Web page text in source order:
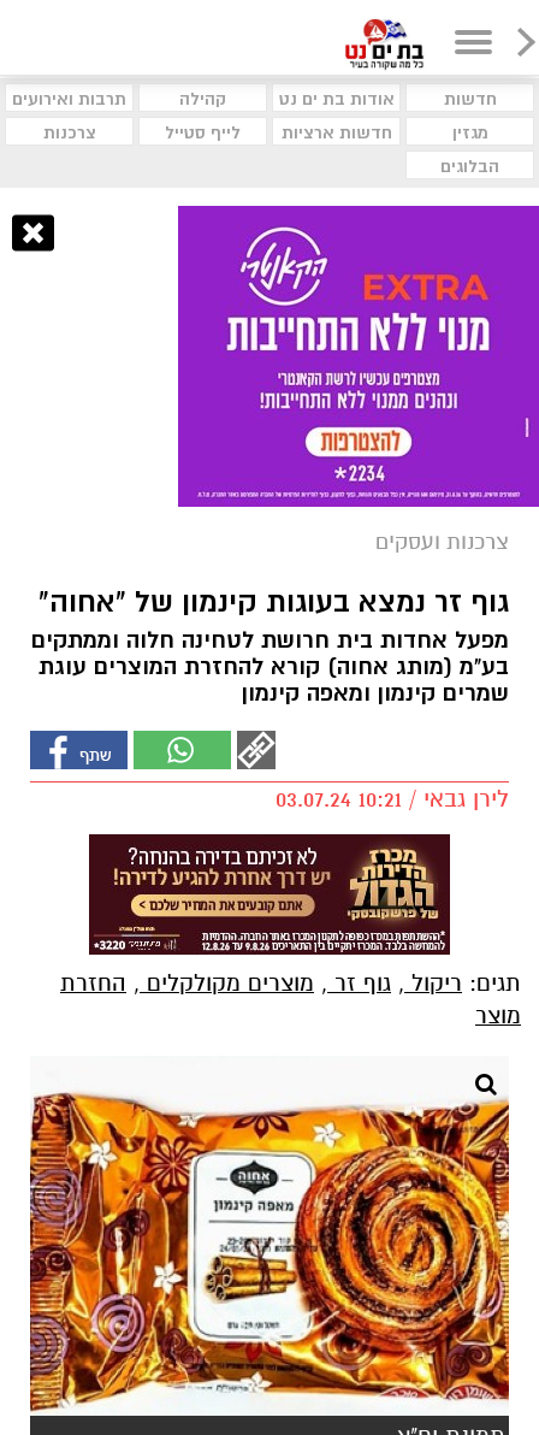
חדשות אודות בת ים נט קהילה
תרבות ואירועים
מגזין
חדשות ארציות לייף סטייל
צרכנות
הבלוגים
צרכנות ועסקים
גוף זר נמצא בעוגות קינמון של "אחוה"
מפעל אחדות בית חרושת לטחינה חלוה וממתקים
בע"מ (מותג אחוה) קורא להחזרת המוצרים עוגת
שמרים קינמון ומאפה קינמון
לירן גבאי / 10:21 03.07.24
תגים: ריקול , גוף זר , מוצרים מקולקלים , החזרת
מוצר